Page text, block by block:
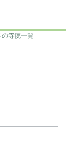
の寺院一覧